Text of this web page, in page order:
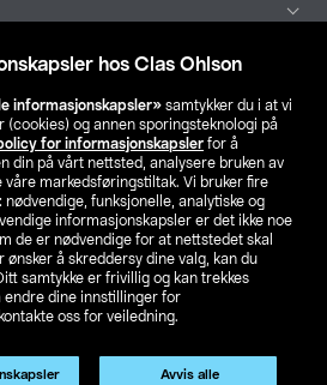
hos Clas Ohlson
informasjonskapsler» samtykker du i at vi
(cookies) og annen sporingsteknologi på
for informasjonskapsler for å
din på vårt nettsted, analysere bruken av
våre markedsføringstiltak. Vi bruker fire
funksjonelle, analytiske og
informasjonskapsler er det ikke noe
de er nødvendige for at nettstedet skal
ønsker å skreddersy dine valg, kan du
samtykke er frivillig og kan trekkes
endre dine innstillinger for
oss for veiledning.
Avvis alle
Finn din butikk
SE NO FI